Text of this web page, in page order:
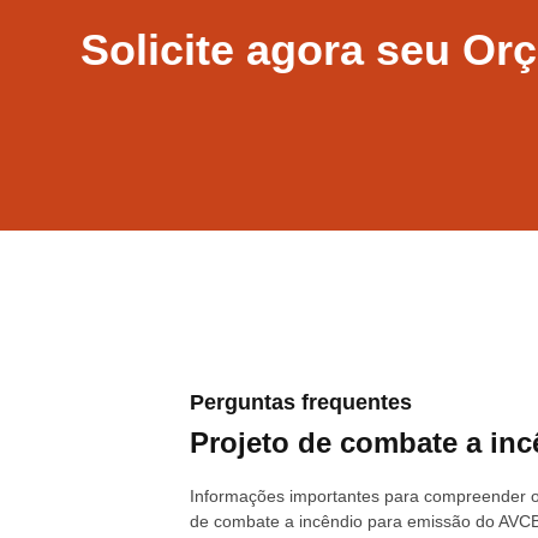
Solicite agora seu
Perguntas frequentes
Projeto de combate a
Informações importantes para compreender
de combate a incêndio para emissão do